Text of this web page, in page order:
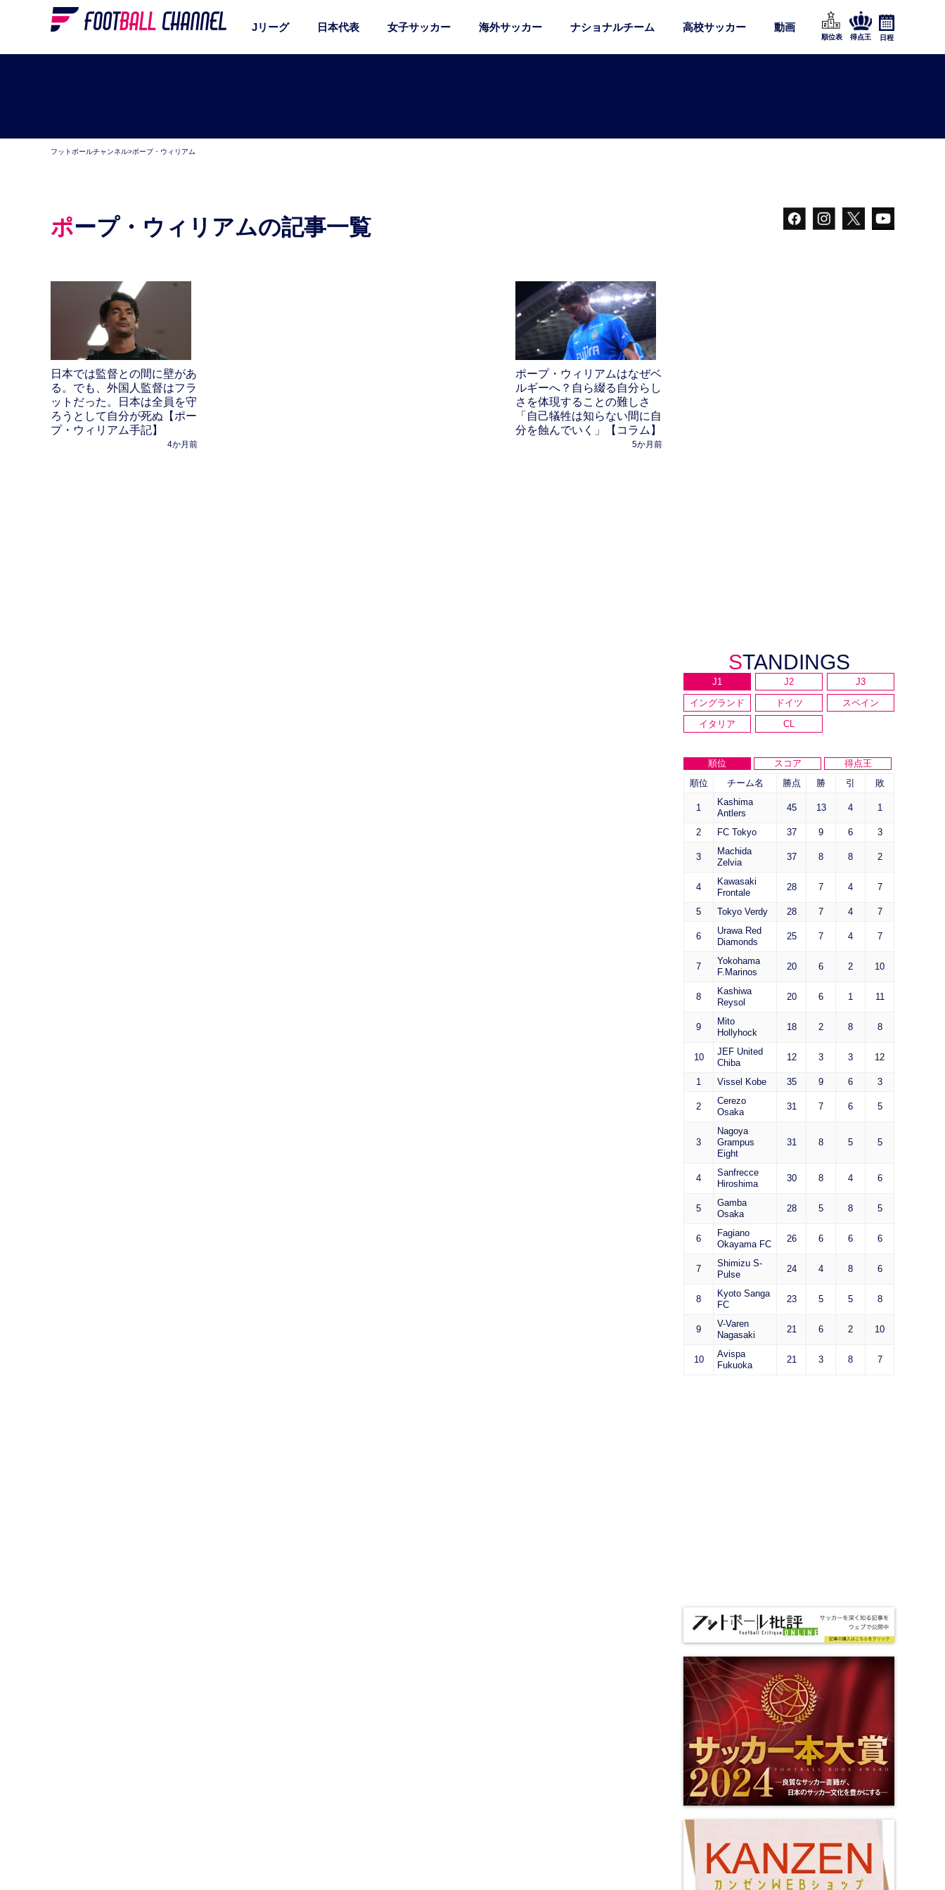
Jリーグ 日本代表 女子サッカー 海外サッカー ナショナルチーム 高校サッカー 動画
順位表 得点王 日程
フットボールチャンネル>ポープ・ウィリアム
ポープ・ウィリアムの記事一覧
日本では監督との間に壁があ
る。でも、外国人監督はフラ
ットだった。日本は全員を守
ろうとして自分が死ぬ【ポー
プ・ウィリアム手記】
4か月前
ポープ・ウィリアムはなぜベ
ルギーへ？自ら綴る自分らし
さを体現することの難しさ
「自己犠牲は知らない間に自
分を蝕んでいく」【コラム】
5か月前
STANDINGS
J1 J2
J3
イングランド
ドイツ
スペイン
イタリア
CL
順位 スコア
得点王
順位
チーム名 勝点 勝 引 敗
1
Kashima
Antlers
45 13 4 1
2 FC Tokyo 37 9 6 3
3
Machida
Zelvia
37 8 8 2
4
Kawasaki
Frontale
28 7 4 7
5 Tokyo Verdy 28 7 4 7
6
Urawa Red
Diamonds
25 7 4 7
7
Yokohama
F.Marinos
20 6 2 10
8
Kashiwa
Reysol
20 6 1 11
9
Mito
Hollyhock
18 2 8 8
10
JEF United
Chiba
12 3 3 12
1 Vissel Kobe 35 9 6 3
2
Cerezo
Osaka
31 7 6 5
3
Nagoya
Grampus
Eight
31 8 5 5
4
Sanfrecce
Hiroshima
30 8 4 6
5
Gamba
Osaka
28 5 8 5
6
Fagiano
Okayama FC
26 6 6 6
7
Shimizu S-
Pulse
24 4 8 6
8
Kyoto Sanga
FC
23 5 5 8
9
V-Varen
Nagasaki
21 6 2 10
10
Avispa
Fukuoka
21 3 8 7